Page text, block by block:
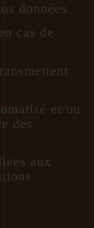
données
cas de
et/ou
des
aux